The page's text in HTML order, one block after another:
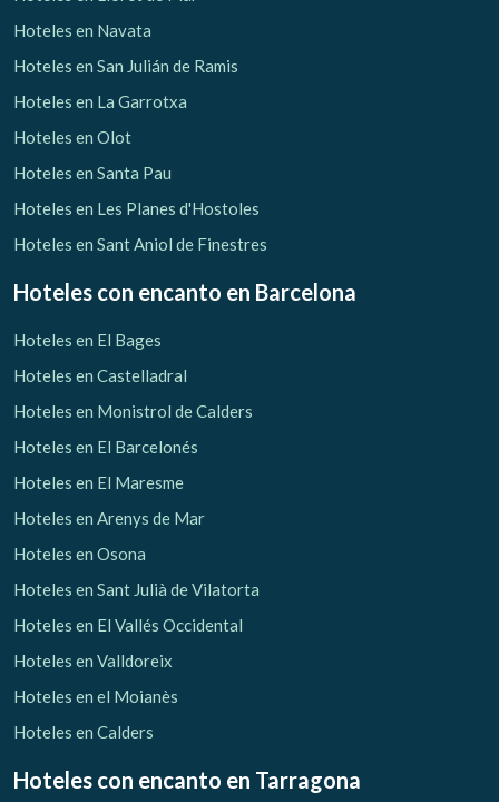
Hoteles en Navata
Hoteles en San Julián de Ramis
Hoteles en La Garrotxa
Hoteles en Olot
Hoteles en Santa Pau
Hoteles en Les Planes d'Hostoles
Hoteles en Sant Aniol de Finestres
Hoteles con encanto en Barcelona
Hoteles en El Bages
Hoteles en Castelladral
Hoteles en Monistrol de Calders
Hoteles en El Barcelonés
Hoteles en El Maresme
Hoteles en Arenys de Mar
Hoteles en Osona
Hoteles en Sant Julià de Vilatorta
Hoteles en El Vallés Occidental
Hoteles en Valldoreix
Hoteles en el Moianès
Hoteles en Calders
Hoteles con encanto en Tarragona